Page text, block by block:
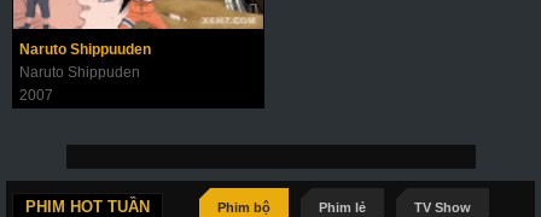
Naruto Shippuuden
Naruto Shippuden
2007
PHIM HOT TUẦN Phim bộ Phim lẻ TV Show